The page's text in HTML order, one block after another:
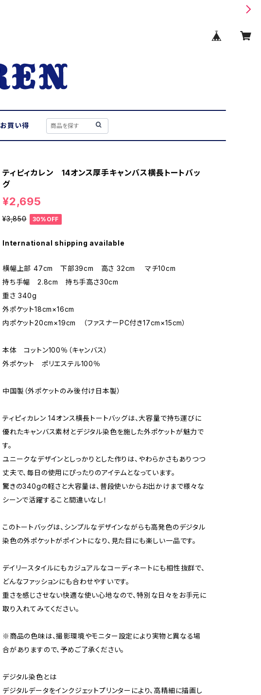
お買い得
ティピィカレン 14オンス厚手キャンバス横長トートバッ
グ
¥2,695
¥3,850 30%OFF
International shipping available
横幅上部 47cm 下部39cm 高さ 32cm マチ10cm
持ち手幅 2.8cm 持ち手高さ30cm
重さ 340g
外ポケット18cm×16cm
内ポケット20cm×19cm （ファスナーPC付き17cm×15cm）
本体 コットン100％（キャンバス）
外ポケット ポリエステル100％
中国製（外ポケットのみ後付け日本製）
ティピィカレン 14オンス横長トートバッグは、大容量で持ち運びに
優れたキャンバス素材とデジタル染色を施した外ポケットが魅力で
す。
ユニークなデザインとしっかりとした作りは、やわらかさもありつつ
丈夫で、毎日の使用にぴったりのアイテムとなっています。
驚きの340gの軽さと大容量は、普段使いからお出かけまで様々な
シーンで活躍すること間違いなし！
このトートバッグは、シンプルなデザインながらも高発色のデジタル
染色の外ポケットがポイントになり、見た目にも楽しい一品です。
デイリースタイルにもカジュアルなコーディネートにも相性抜群で、
どんなファッションにも合わせやすいです。
重さを感じさせない快適な使い心地なので、特別な日々をお手元に
取り入れてみてください。
※商品の色味は、撮影環境やモニター設定により実物と異なる場
合がありますので、予めご了承ください。
デジタル染色とは
デジタルデータをインクジェットプリンターにより、高精細に描画し